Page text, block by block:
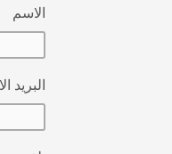
الاسم
البريد